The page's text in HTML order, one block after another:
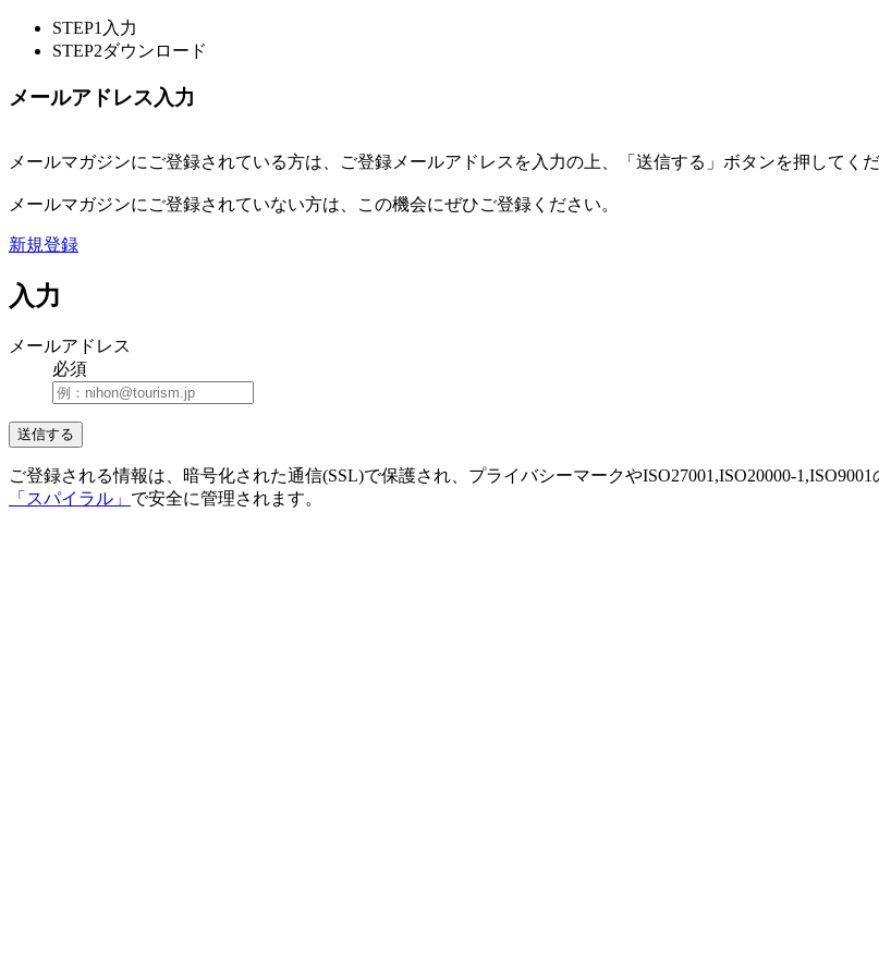
STEP1 入力
STEP2ダウンロード
メールアドレス入力
メールマガジンにご登録されている方は、ご登録メールアドレスを入力の上、「送信する」ボタンを押してくだ
メールマガジンにご登録されていない方は、この機会にぜひご登録ください。
新規登録
入力
メールアドレス
必須
ご登録される情報は、暗号化された通信(SSL)で保護され、プライバシーマークやISO27001,ISO20000-
「スパイラル」 で安全に管理されます。